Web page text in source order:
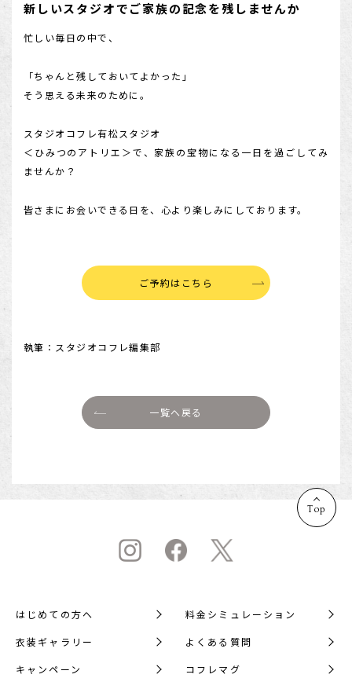
新しいスタジオでご家族の記念を残しませんか
忙しい毎日の中で、
「ちゃんと残しておいてよかった」
そう思える未来のために。
スタジオコフレ有松スタジオ
＜ひみつのアトリエ＞で、家族の宝物になる一日を過ごしてみ
ませんか？
皆さまにお会いできる日を、心より楽しみにしております。
ご予約はこちら
執筆：スタジオコフレ編集部
一覧へ戻る
Top
はじめての方へ 料金シミュレーション
衣装ギャラリー よくある質問
キャンペーン コフレマグ